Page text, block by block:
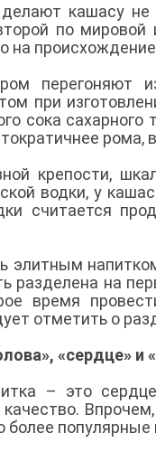
кашасу не
по мировой
на
перегоняют
при
сока сахарного
рома,
крепости,
водки, у
считается
элитным
разделена на
время
отметить о
«сердце» и
– это
более популярные